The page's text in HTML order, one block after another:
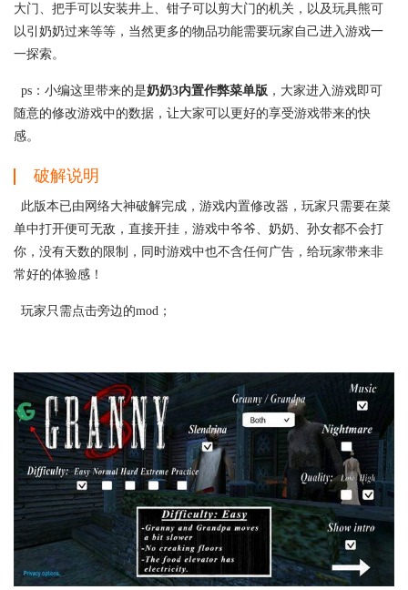
大门、把手可以安装井上、钳子可以剪大门的机关，以及玩具熊可
以引奶奶过来等等，当然更多的物品功能需要玩家自己进入游戏一
一探索。
ps：小编这里带来的是奶奶3内置作弊菜单版 ，大家进入游戏即可
随意的修改游戏中的数据，让大家可以更好的享受游戏带来的快
感。
破解说明
此版本已由网络大神破解完成，游戏内置修改器，玩家只需要在菜
单中打开便可无敌，直接开挂，游戏中爷爷、奶奶、孙女都不会打
你，没有天数的限制，同时游戏中也不含任何广告，给玩家带来非
常好的体验感！
玩家只需点击旁边的mod；